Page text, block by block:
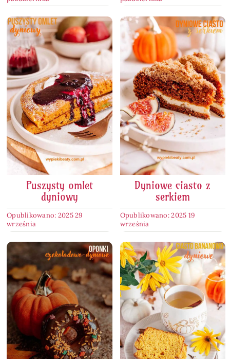
Puszysty omlet
dyniowy
Opublikowano: 2025 29
września
Dyniowe ciasto z
serkiem
Opublikowano: 2025 19
września